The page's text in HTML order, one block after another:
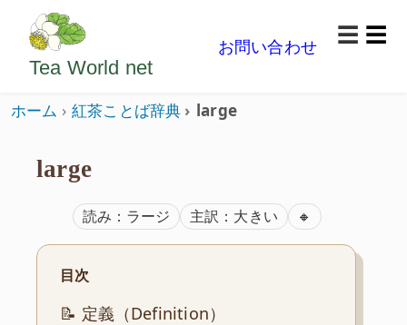
ようこそいらっしゃいました。どうぞごゆっくり楽
Tea World net
お問い合わせ
☰
ホーム 紅茶ことば辞典 large
large
読み：ラージ 主訳：大きい 🔸 ISO準拠
目次
📝 定義（Definition）